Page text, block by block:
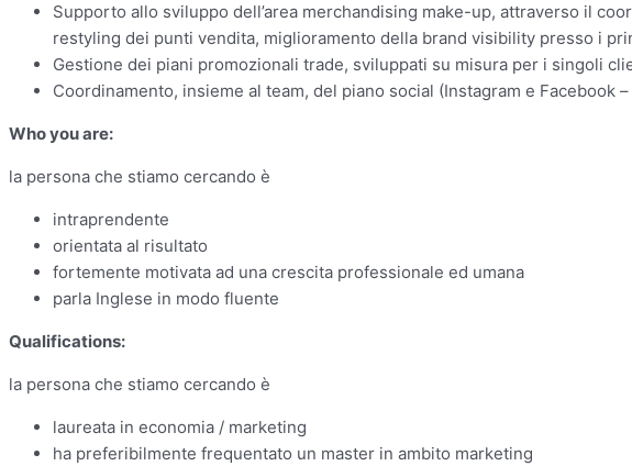
Supporto allo sviluppo dell’area merchandising make-up, attraverso il
restyling dei punti vendita, miglioramento della brand visibility presso i
Gestione dei piani promozionali trade, sviluppati su misura per i singoli
Coordinamento, insieme al team, del piano social (Instagram e
Who you are:
la persona che stiamo cercando è
intraprendente
orientata al risultato
fortemente motivata ad una crescita professionale ed umana
parla Inglese in modo fluente
Qualifications:
la persona che stiamo cercando è
laureata in economia / marketing
ha preferibilmente frequentato un master in ambito marketing